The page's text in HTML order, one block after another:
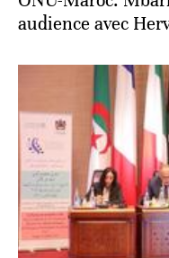
audience avec